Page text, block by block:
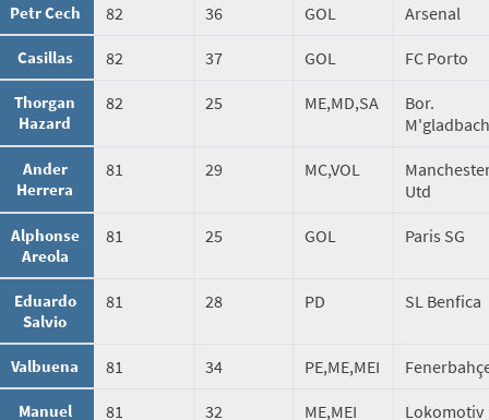
Petr Cech 82 36 GOL Arsenal
Casillas 82 37 GOL FC Porto
Thorgan
Hazard
82 25 ME,MD,SA
Bor.
M'gladbach
Ander
Herrera
81 29 MC,VOL
Utd
Alphonse
Areola
81 25 GOL Paris SG
Eduardo
Salvio
81 28 PD SL Benfica
Valbuena 81 34 PE,ME,MEI
Manuel 81 32 ME,MEI Lokomotiv